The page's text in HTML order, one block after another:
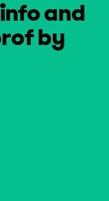
and
by